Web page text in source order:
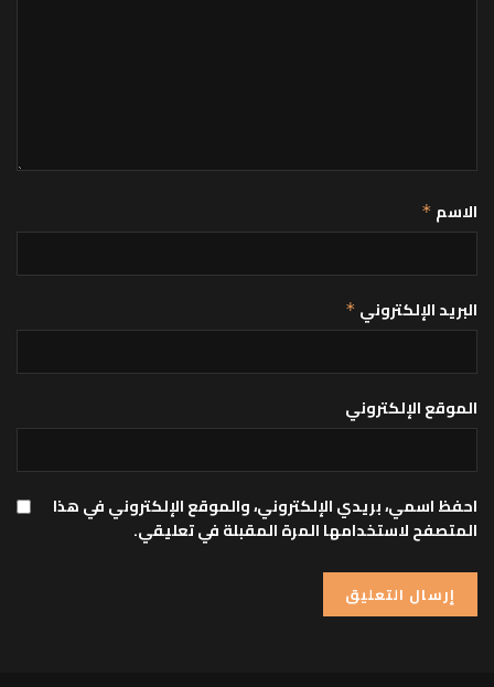
الاسم *
البريد الإلكتروني *
الموقع الإلكتروني
احفظ اسمي، بريدي الإلكتروني، والموقع الإلكتروني في هذا
المتصفح لاستخدامها المرة المقبلة في تعليقي.